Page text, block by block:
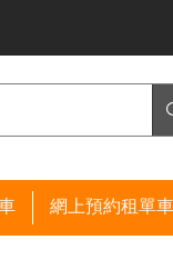
網上預約租單車